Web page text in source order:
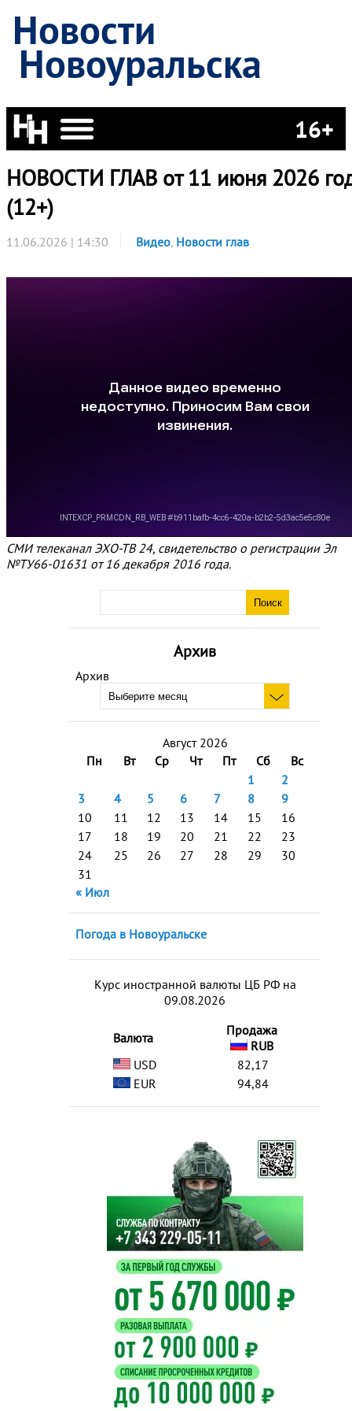
Новости
Новоуральска
16+
Архив
Архив
Август 2026
Пн
Вт Ср Чт Пт Сб
Вс
1
2
3
4 5 6 7 8
9
10
11 12 13 14 15
16
17
18 19 20 21 22
23
24
25 26 27 28 29
30
31
« Июл
Погода в Новоуральске
Курс иностранной валюты ЦБ РФ на
09.08.2026
Валюта
Продажа
RUB
USD
82,17
EUR
94,84
НОВОСТИ ГЛАВ от 11 июня 2026
(12+)
11.06.2026 | 14:30 Видео, Новости глав
СМИ телеканал ЭХО-ТВ 24, свидетельство о регистрации Эл
№ТУ66-01631 от 16 декабря 2016 года.